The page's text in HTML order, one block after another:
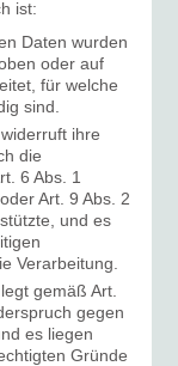
ist:
Daten wurden
oder auf
für welche
sind.
ihre
die
6 Abs. 1
Art. 9 Abs. 2
und es
Verarbeitung.
gemäß Art.
gegen
es liegen
Gründe